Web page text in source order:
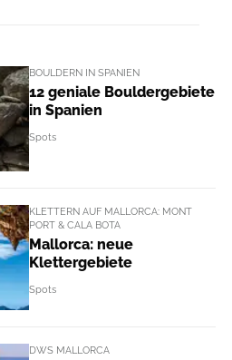
BOULDERN IN SPANIEN
12 geniale Bouldergebiete
in Spanien
Spots
KLETTERN AUF MALLORCA: MONT
PORT & CALA BOTA
Mallorca: neue
Klettergebiete
Spots
DWS MALLORCA